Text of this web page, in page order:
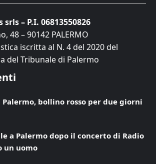
– P.I. 06813550826
48 – 90142 PALERMO
iscritta al N. 4 del 2020 del
del Tribunale di Palermo
Palermo, bollino rosso per due giorni
a Palermo dopo il concerto di Radio
un uomo